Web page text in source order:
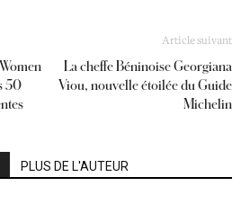
50
Article suivant
La cheffe Béninoise Georgiana
Viou, nouvelle étoilée du Guide
Michelin
PLUS DE L'AUTEUR